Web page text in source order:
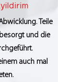
Teile
und die
auch mal